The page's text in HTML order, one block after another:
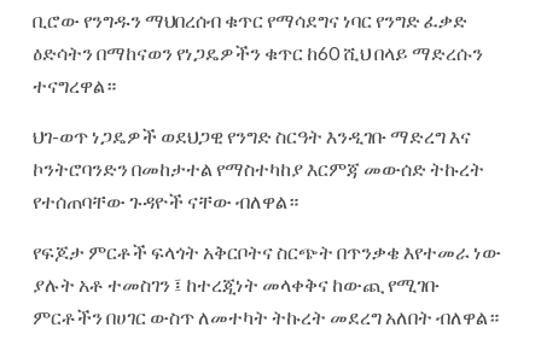
ቢሮው የንግዱን ማህበረሰብ ቁጥር የማሳደግና ነባር የንግድ ፈቃድ
ዕድሳትን በማከናወን የነጋዴዎችን ቁጥር ከ60 ሺህ በላይ ማድረሱን
ተናግረዋል።
ህገ-ወጥ ነጋዴዎች ወደህጋዊ የንግድ ስርዓት እንዲገቡ ማድረግ እና
ኮንትሮባንድን በመከታተል የማስተካከያ እርምጃ መውሰድ ትኩረት
የተሰጠባቸው ጉዳዮች ናቸው ብለዋል።
የፍጆታ ምርቶች ፍላጎት አቅርቦትና ስርጭት በጥንቃቄ እየተመራ ነው
ያሉት አቶ ተመስገን ፤ ከተረጂነት መላቀቅና ከውጪ የሚገቡ
ምርቶችን በሀገር ውስጥ ለመተካት ትኩረት መደረግ አለበት ብለዋል።